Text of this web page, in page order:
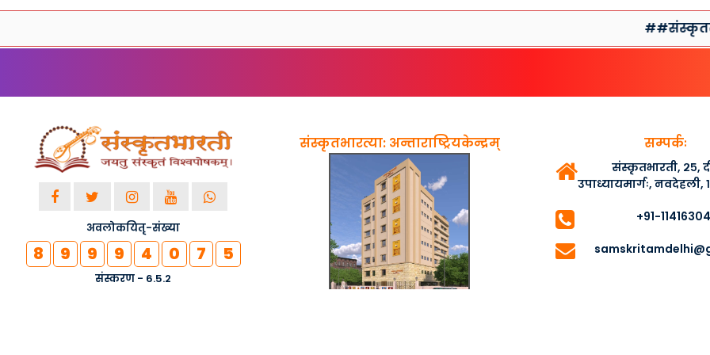
अवलोकयितृ-संख्या
8 9 9 9 4 0 7 5
संस्करण - 6.5.2
संस्कृतभारत्या: अन्ताराष्ट्रियकेन्द्रम् सम्पर्कः
संस्कृतभारती, २५,
उपाध्यायमार्गः, नवदेहली,
+91-